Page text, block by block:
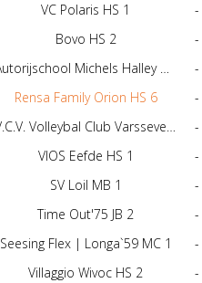
VC Polaris HS 1
-
Bovo HS 2
-
Autorijschool Michels Halley DS 1
-
Rensa Family Orion HS 6
-
V.C.V. Volleybal Club Varsseveld DS 4
-
VIOS Eefde HS 1
-
SV Loil MB 1
-
Time Out'75 JB 2
-
Seesing Flex | Longa`59 MC 1
-
Villaggio Wivoc HS 2
-